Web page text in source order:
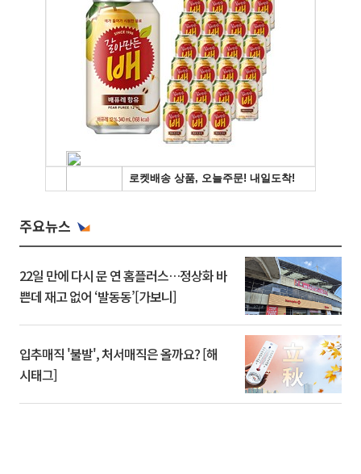
주요뉴스
22일 만에 다시 문 연 홈플러스…정상화 바
쁜데 재고 없어 ‘발동동’[가보니]
입추매직 '불발', 처서매직은 올까요? [해
시태그]